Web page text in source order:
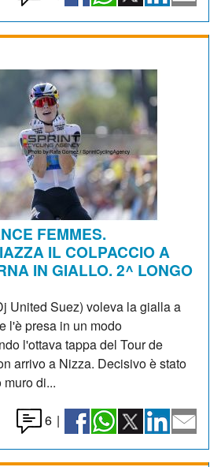
FEMMES.
IL COLPACCIO A
IN GIALLO. 2^ LONGO
United Suez) voleva la gialla a
l'è presa in un modo
l'ottava tappa del Tour de
arrivo a Nizza. Decisivo è stato
di...
6 |